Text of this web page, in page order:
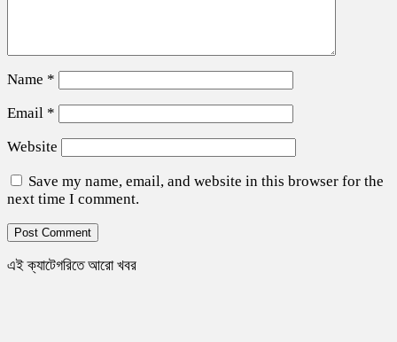
Name *
Email *
Website
Save my name, email, and website in this browser for the
next time I comment.
এই ক্যাটেগরিতে আরো খবর